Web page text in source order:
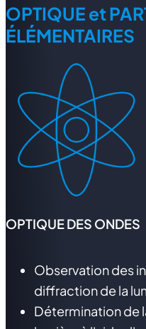
OPTIQUE et
ÉLÉMENTAIRES
OPTIQUE DES ONDES
Observation des
diffraction de la
Détermination de